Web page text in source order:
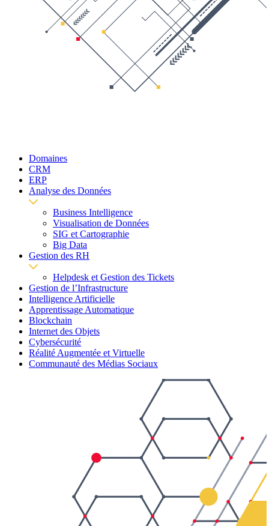
Domaines
CRM
ERP
Analyse des Données
Business Intelligence
Visualisation de Données
SIG et Cartographie
Big Data
Gestion des RH
Helpdesk et Gestion des Tickets
Gestion de l’Infrastructure
Intelligence Artificielle
Apprentissage Automatique
Blockchain
Internet des Objets
Cybersécurité
Réalité Augmentée et Virtuelle
Communauté des Médias Sociaux